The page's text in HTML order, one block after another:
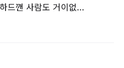
드깬 사람도 거이없...